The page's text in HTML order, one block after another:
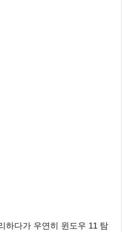
하다가 우연히 윈도우 11 탐